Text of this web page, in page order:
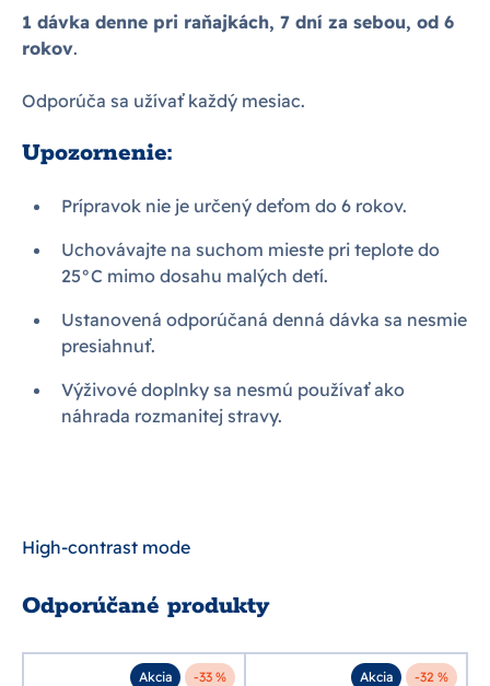
1 dávka denne pri raňajkách, 7 dní za sebou, od 6
rokov.
Odporúča sa užívať každý mesiac.
Upozornenie:
Prípravok nie je určený deťom do 6 rokov.
Uchovávajte na suchom mieste pri teplote do
25°C mimo dosahu malých detí.
Ustanovená odporúčaná denná dávka sa nesmie
presiahnuť.
Výživové doplnky sa nesmú používať ako
náhrada rozmanitej stravy.
High-contrast mode
Odporúčané produkty
Akcia -33 % Akcia -32 %